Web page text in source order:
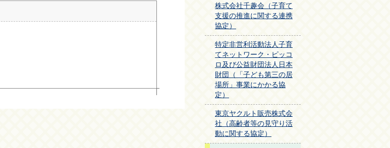
株式会社千趣会（子育て
支援の推進に関する連携
協定）
特定非営利活動法人子育
てネットワーク・ピッコ
ロ及び公益財団法人日本
財団（「子ども第三の居
場所」事業にかかる協
定）
東京ヤクルト販売株式会
社（高齢者等の見守り活
動に関する協定）